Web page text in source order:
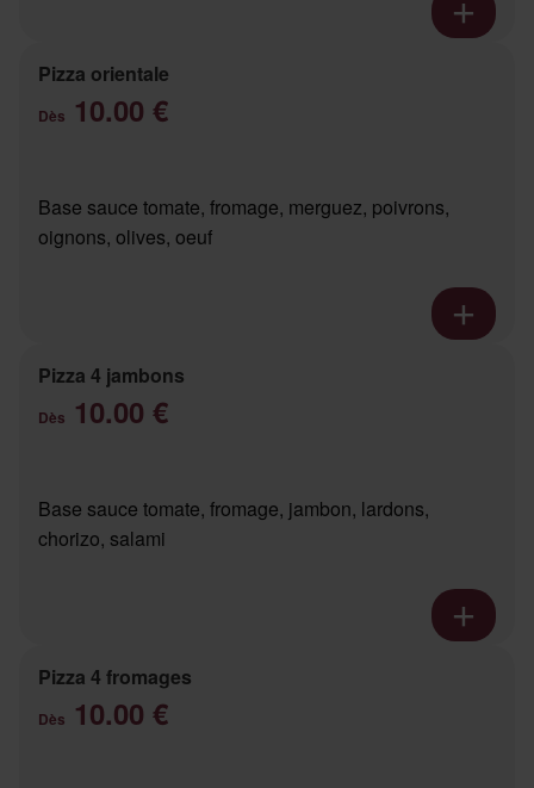
Pizza orientale
Dès 10.00 €
Base sauce tomate, fromage, merguez, poivrons,
oignons, olives, oeuf
Pizza 4 jambons
Dès 10.00 €
Base sauce tomate, fromage, jambon, lardons,
chorizo, salami
Pizza 4 fromages
Dès 10.00 €